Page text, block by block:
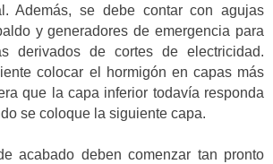
Además, se debe contar con agujas
y generadores de emergencia para
derivados de cortes de electricidad.
colocar el hormigón en capas más
que la capa inferior todavía responda
se coloque la siguiente capa.
acabado deben comenzar tan pronto